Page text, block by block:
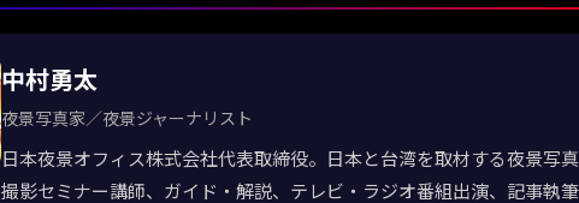
中村勇太
夜景写真家／夜景ジャーナリスト
日本夜景オフィス株式会社代表取締役。日本と台湾を取材する夜景
撮影セミナー講師、ガイド・解説、テレビ・ラジオ番組出演、記事執